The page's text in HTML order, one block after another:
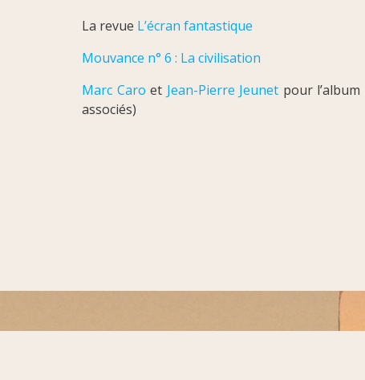
La revue L’écran fantastique
Mouvance n° 6 : La civilisation
Marc Caro et Jean-Pierre Jeunet pour l’album
associés)